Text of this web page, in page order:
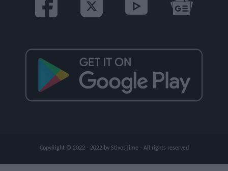
CopyRight © 2022 - 2022 by StivosTime - All rights reserved